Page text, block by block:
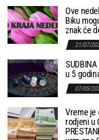
Ove
Biku
znak će
21/07/
u 5
07/05/
Vreme je
rodjeni u